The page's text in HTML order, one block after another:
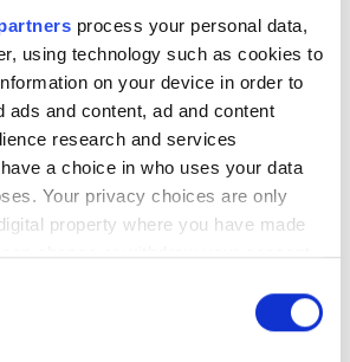
process your personal data,
using technology such as cookies to
on your device in order to
ads and content, ad and content
research and services
a choice in who uses your data
Your privacy choices are only
property where you have made
change or withdraw your consent
Shreenath Clinic
тағамдар
Тегін WiFi
Брондау